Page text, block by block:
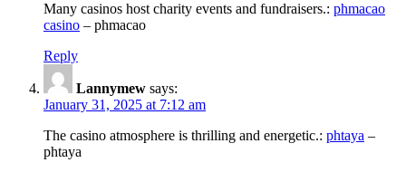
Many casinos host charity events and fundraisers.: phmacao
casino – phmacao
Reply
Lannymew says:
January 31, 2025 at 7:12 am
The casino atmosphere is thrilling and energetic.: phtaya –
phtaya